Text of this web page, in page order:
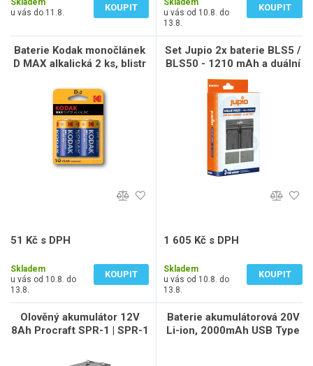
Skladem
u vás do 11.8.
KOUPIT
Skladem
u vás od 10.8. do
13.8.
KOUPIT
Baterie Kodak monočlánek
D MAX alkalická 2 ks, blistr
51 Kč s DPH
Skladem
u vás od 10.8. do
13.8.
KOUPIT
Set Jupio 2x baterie BLS5 /
BLS50 - 1210 mAh a duální
nabíječka pro Olympus
1 605 Kč s DPH
Skladem
u vás od 10.8. do
13.8.
KOUPIT
Olověný akumulátor 12V
8Ah Procraft SPR-1 | SPR-1
Baterie akumulátorová 20V
Li-ion, 2000mAh USB Type